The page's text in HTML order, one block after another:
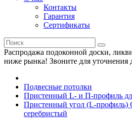
Контакты
Гарантия
Сертификаты
Распродажа подоконной доски,
ниже рынка! Звоните для уточнения
Подвесные потолки
Пристенный L- и П-профиль
Пристенный угол (L-профиль)
серебристый